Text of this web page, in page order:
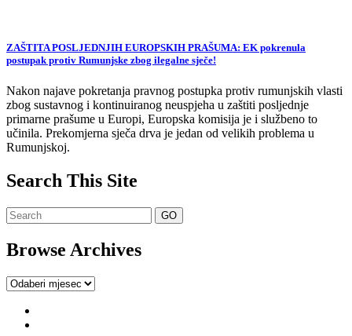
ZAŠTITA POSLJEDNJIH EUROPSKIH PRAŠUMA: EK pokrenula
postupak protiv Rumunjske zbog ilegalne sječe!
Nakon najave pokretanja pravnog postupka protiv rumunjskih vlasti
zbog sustavnog i kontinuiranog neuspjeha u zaštiti posljednje
primarne prašume u Europi, Europska komisija je i službeno to
učinila. Prekomjerna sječa drva je jedan od velikih problema u
Rumunjskoj.
Search This Site
Browse Archives
Browse